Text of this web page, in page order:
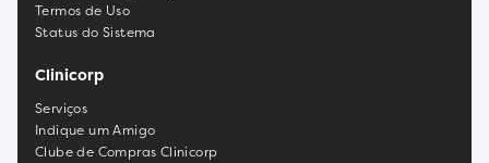
Termos de Uso
Status do Sistema
Clinicorp
Serviços
Indique um Amigo
Clube de Compras Clinicorp